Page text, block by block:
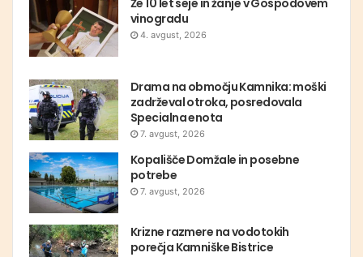
Že 10 let seje in žanje v Gospodovem
vinogradu
4. avgust, 2026
Drama na območju Kamnika: moški
zadrževal otroka, posredovala
Specialna enota
7. avgust, 2026
Kopališče Domžale in posebne
potrebe
7. avgust, 2026
Krizne razmere na vodotokih
porečja Kamniške Bistrice